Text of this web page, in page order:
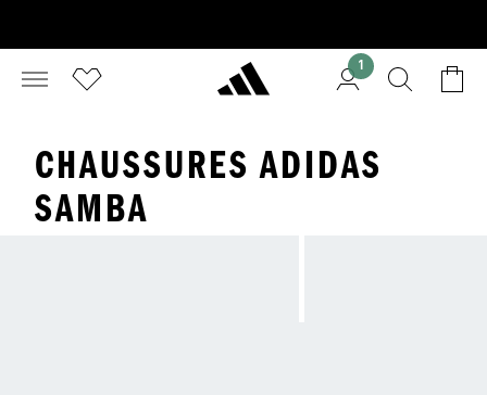
1
CHAUSSURES ADIDAS
SAMBA